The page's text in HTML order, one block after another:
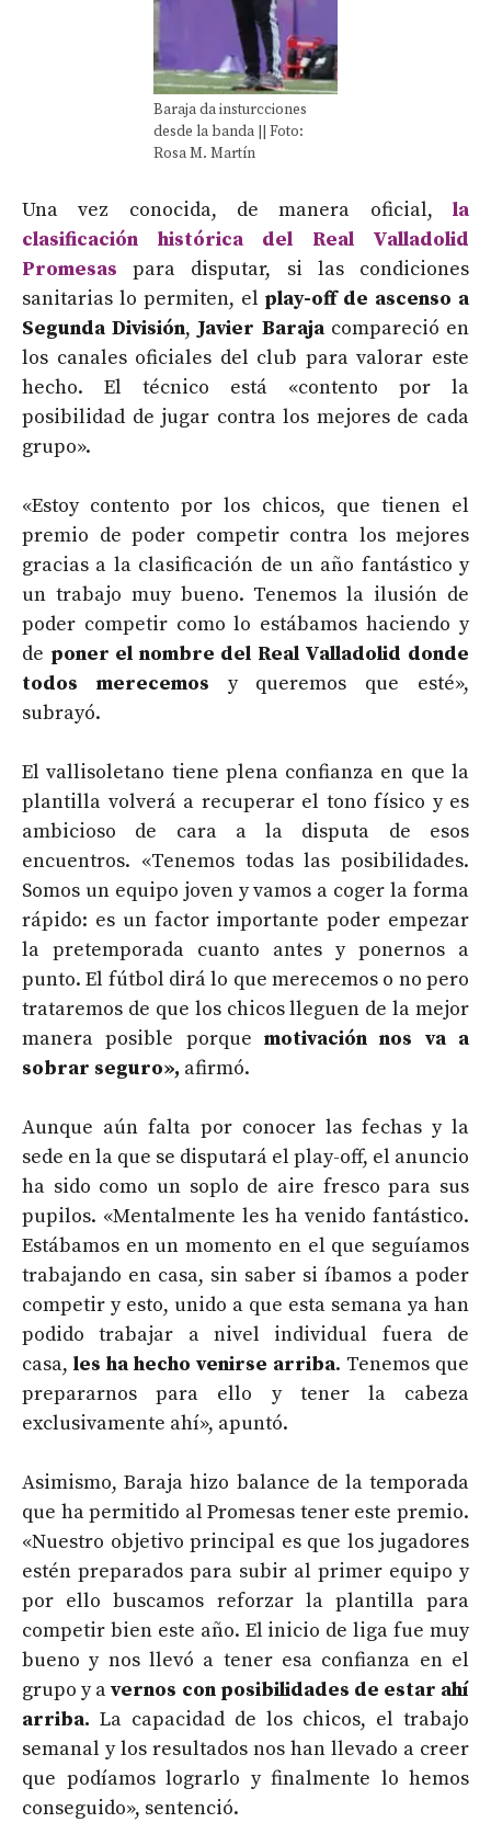
Baraja da insturcciones
desde la banda || Foto:
Rosa M. Martín
Una vez conocida, de manera oficial, la
clasificación histórica del Real Valladolid
Promesas
para disputar, si las condiciones
sanitarias lo permiten, el play-off de ascenso a
Segunda División, Javier Barajacompareció en
los canales oficiales del club para valorar este
hecho. El técnico está «contento por la
posibilidad de jugar contra los mejores de cada
grupo».
«Estoy contento por los chicos, que tienen el
premio de poder competir contra los mejores
gracias a la clasificación de un año fantástico y
un trabajo muy bueno. Tenemos la ilusión de
poder competir como lo estábamos haciendo y
de poner el nombre del Real Valladolid donde
todos merecemos y queremos que esté»,
subrayó.
El vallisoletano tiene plena confianza en que la
plantilla volverá a recuperar el tono físico y es
ambicioso de cara a la disputa de esos
encuentros. «Tenemos todas las posibilidades.
Somos un equipo joven y vamos a coger la forma
rápido: es un factor importante poder empezar
la pretemporada cuanto antes y ponernos a
punto. El fútbol dirá lo que merecemos o no pero
trataremos de que los chicos lleguen de la mejor
manera posible porque motivación nos va a
sobrar seguro», afirmó.
Aunque aún falta por conocer las fechas y la
sede en la que se disputará el play-off, el anuncio
ha sido como un soplo de aire fresco para sus
pupilos. «Mentalmente les ha venido fantástico.
Estábamos en un momento en el que seguíamos
trabajando en casa, sin saber si íbamos a poder
competir y esto, unido a que esta semana ya han
podido trabajar a nivel individual fuera de
casa, les ha hecho venirse arriba. Tenemos que
prepararnos para ello y tener la cabeza
exclusivamente ahí», apuntó.
Asimismo, Baraja hizo balance de la temporada
que ha permitido al Promesas tener este premio.
«Nuestro objetivo principal es que los jugadores
estén preparados para subir al primer equipo y
por ello buscamos reforzar la plantilla para
competir bien este año. El inicio de liga fue muy
bueno y nos llevó a tener esa confianza en el
grupo y avernos con posibilidades de estar ahí
arriba. La capacidad de los chicos, el trabajo
semanal y los resultados nos han llevado a creer
que podíamos lograrlo y finalmente lo hemos
conseguido», sentenció.